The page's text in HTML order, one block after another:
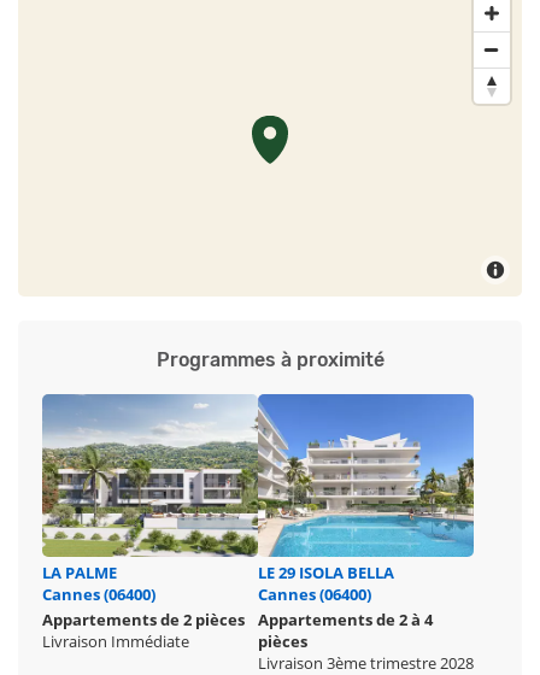
Programmes à proximité
LA PALME
Cannes (06400)
Appartements de 2 pièces
Livraison Immédiate
LE 29 ISOLA BELLA
Cannes (06400)
Appartements de 2 à 4
pièces
Livraison 3ème trimestre 2028